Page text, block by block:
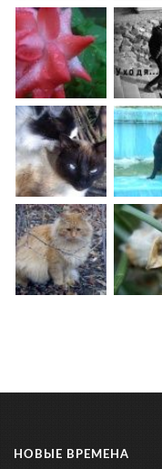
НОВЫЕ ВРЕМЕНА